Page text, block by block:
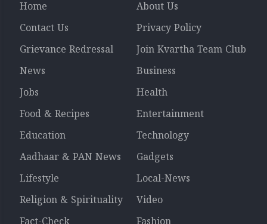
Home
About Us
Contact Us
Privacy Policy
Grievance Redressal
Join Kvartha Team Club
News
Business
Jobs
Health
Food & Recipes
Entertainment
Education
Technology
Aadhaar & PAN News
Gadgets
Lifestyle
Local-News
Religion & Spirituality
Video